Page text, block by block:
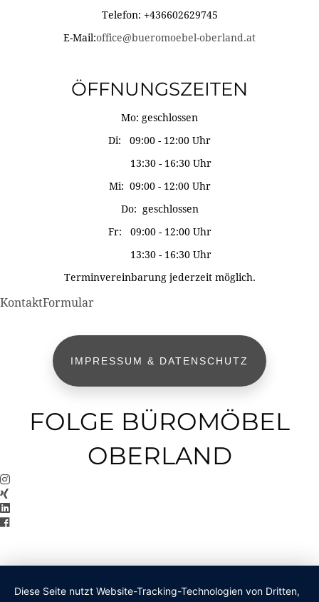
Telefon: +436602629745
E-Mail:office@bueromoebel-oberland.at
ÖFFNUNGSZEITEN
Mo: geschlossen
Di: 09:00 - 12:00 Uhr
13:30 - 16:30 Uhr
Mi: 09:00 - 12:00 Uhr
Do: geschlossen
Fr: 09:00 - 12:00 Uhr
13:30 - 16:30 Uhr
Terminvereinbarung jederzeit möglich.
KontaktFormular
IMPRESSUM & DATENSCHUTZ
FOLGE BÜROMÖBEL
OBERLAND
Diese Seite nutzt Website-Tracking-Technologien von Dritten,